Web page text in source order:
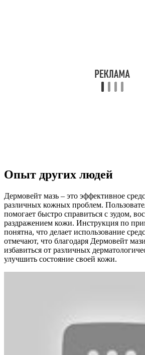
Опыт других людей
Дермовейт мазь – это эффективное
различных кожных проблем.
помогает быстро справиться с зудом,
раздражением кожи. Инструкция по
понятна, что делает использование
отмечают, что благодаря Дермовейт
избавиться от различных
улучшить состояние своей кожи.